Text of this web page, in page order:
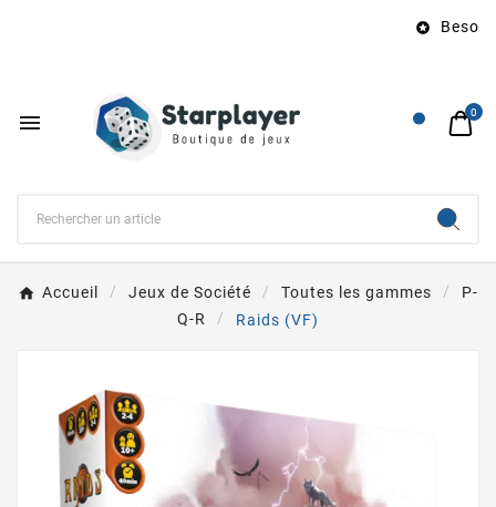
 Besoin
 0
Accueil Jeux de Société Toutes les gammes
P-
Q-R
Raids (VF)